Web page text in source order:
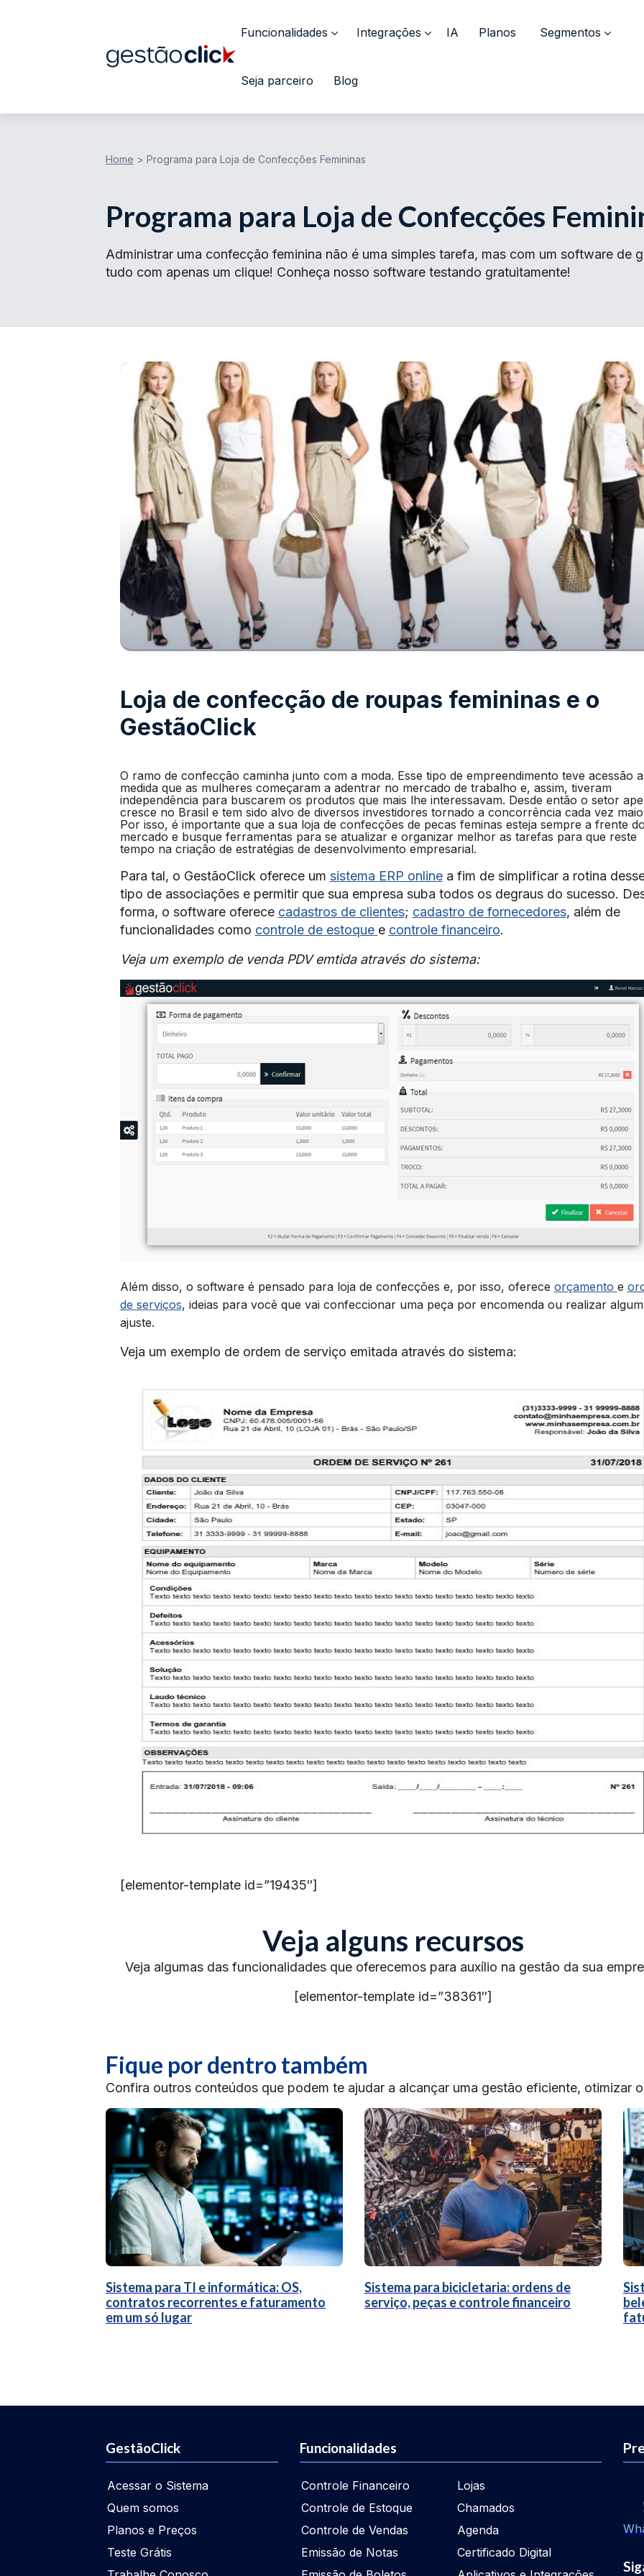
Funcionalidades Integrações IA Planos Segmentos
Seja parceiro Blog
Home > Programa para Loja de Confecções Femininas
Programa para Loja de Confecções
Administrar uma confecção feminina não é uma simples tarefa, mas com um software de
tudo com apenas um clique! Conheça nosso software testando gratuitamente!
Loja de confecção de roupas femininas e o
GestãoClick
O ramo de confecção caminha junto com a moda. Esse tipo de empreendimento teve acessão a
medida que as mulheres começaram a adentrar no mercado de trabalho e, assim, tiveram
independência para buscarem os produtos que mais lhe interessavam. Desde então o setor
cresce no Brasil e tem sido alvo de diversos investidores tornado a concorrência cada vez
Por isso, é importante que a sua loja de confecções de pecas feminas esteja sempre a frente
mercado e busque ferramentas para se atualizar e organizar melhor as tarefas para que reste
tempo na criação de estratégias de desenvolvimento empresarial.
Para tal, o GestãoClick oferece um sistema ERP onlinea fim de simplificar a rotina
tipo de associações e permitir que sua empresa suba todos os degraus do sucesso.
forma, o software oferece cadastros de clientes; cadastro de fornecedores, além de
funcionalidades como controle de estoque e controle financeiro.
Veja um exemplo de venda PDV emtida através do sistema:
Além disso, o software é pensado para loja de confecções e, por isso, oferece orçamento e
de serviços, ideias para você que vai confeccionar uma peça por encomenda ou realizar algum
ajuste.
Veja um exemplo de ordem de serviço emitada através do sistema:
[elementor-template id=”19435″]
Veja alguns recursos
Veja algumas das funcionalidades que oferecemos para auxílio na gestão da sua
[elementor-template id=”38361″]
Fique por dentro também
Confira outros conteúdos que podem te ajudar a alcançar uma gestão eficiente, otimizar
Sistema para TI e informática: OS,
contratos recorrentes e faturamento
em um só lugar
Sistema para bicicletaria: ordens de
serviço, peças e controle financeiro
GestãoClick
Acessar o Sistema
Quem somos
Planos e Preços
Teste Grátis
Funcionalidades
Controle Financeiro
Controle de Estoque
Controle de Vendas
Emissão de Notas
Lojas
Chamados
Agenda
Certificado Digital